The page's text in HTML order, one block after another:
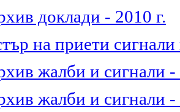
доклади - 2010 г.
на приети
жалби и сигнали -
жалби и сигнали -